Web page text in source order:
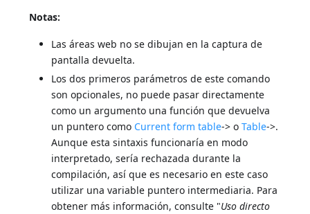
Notas:
Las áreas web no se dibujan en la captura de
pantalla devuelta.
Los dos primeros parámetros de este comando
son opcionales, no puede pasar directamente
como un argumento una función que devuelva
un puntero como Current form table-> oTable->.
Aunque esta sintaxis funcionaría en modo
interpretado, sería rechazada durante la
compilación, así que es necesario en este caso
utilizar una variable puntero intermediaria. Para
obtener más información, consulte "Uso directo